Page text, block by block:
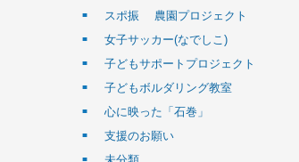
スポ振 農園プロジェクト
女子サッカー(なでしこ)
子どもサポートプロジェクト
子どもボルダリング教室
心に映った「石巻」
支援のお願い